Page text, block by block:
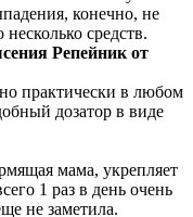
конечно, не
средств.
Репейник от
практически в любом
дозатор в виде
мама, укрепляет
1 раз в день очень
не заметила.